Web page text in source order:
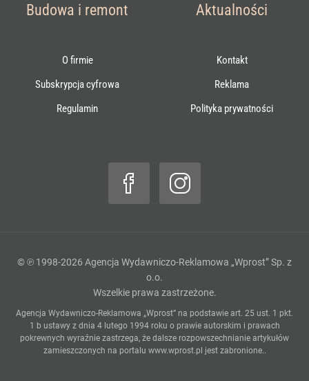
Budowa i remont
Aktualności
O firmie
Kontakt
Subskrypcja cyfrowa
Reklama
Regulamin
Polityka prywatności
© ℗ 1998-2026 Agencja Wydawniczo-Reklamowa „Wprost” Sp. z
o.o.
Wszelkie prawa zastrzeżone.
Agencja Wydawniczo-Reklamowa „Wprost” na podstawie art. 25 ust. 1 pkt.
1 b ustawy z dnia 4 lutego 1994 roku o prawie autorskim i prawach
pokrewnych wyraźnie zastrzega, że dalsze rozpowszechnianie artykułów
zamieszczonych na portalu www.wprost.pl jest zabronione..